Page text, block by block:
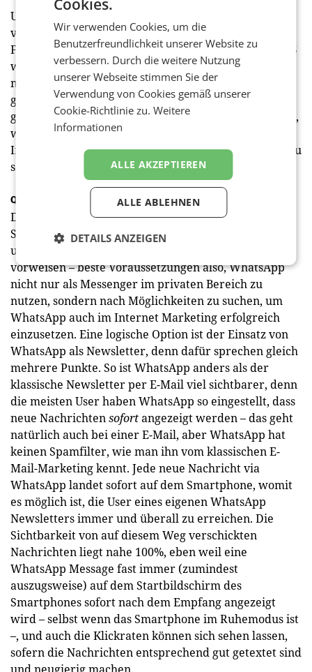
Um vorherzusehen, was Facebook mit WhatsApp
vorhaben könnte, reicht ein Blick auf Instagram.
Facebook hatte Instagram 2012 gekauft, und erst 2015
wurde die ernsthafte Monetarisierung der Plattform
mittels Werbung in Angriff genommen. WhatsApp
gehört seit 2014 zu Facebook – so gesehen ist noch
genug Zeit, um sinnvolle Möglichkeiten zu entwickeln,
wie sich mit WhatsApp viel Geld verdienen lässt, und
Instagram ist durchaus als Vorbild bei der Strategie zu
­sehen.
Quasi 100%ige Sicherheit auf Smartphones
Die Zahlen sprechen in jedem Fall eine eindeutige
Sprache: WhatsApp hat eine sehr große Reichweite
und kann eine mehr als starke Nutzerbindung
vorweisen – beste ­Voraussetzungen also, WhatsApp
nicht nur als Messenger im privaten Bereich zu
nutzen, sondern nach Möglichkeiten zu suchen, um
WhatsApp auch im Internet Marketing erfolgreich
einzusetzen. Eine logische Option ist der Einsatz von
WhatsApp als Newsletter, denn dafür sprechen gleich
mehrere Punkte. So ist WhatsApp anders als der
klassische Newsletter per E-Mail viel sichtbarer, denn
die meisten User haben WhatsApp so eingestellt, dass
neue Nachrichtensofortangezeigt werden – das geht
natürlich auch bei einer E-Mail, aber WhatsApp hat
keinen Spamfilter, wie man ihn vom klassischen E-
Mail-Marketing kennt. Jede neue Nachricht via
WhatsApp landet sofort auf dem Smartphone, womit
es möglich ist, die User eines eigenen WhatsApp
Newsletters immer und überall zu erreichen. Die
Sichtbarkeit von auf diesem Weg verschickten
Nachrichten liegt nahe 100%, eben weil eine
WhatsApp Message fast immer (zumindest
auszugsweise) auf dem Startbildschirm des
Smartphones sofort nach dem Empfang angezeigt
wird – selbst wenn das Smartphone im Ruhemodus ist
–, und auch die Klickraten können sich sehen lassen,
sofern die Nachrichten entsprechend gut getextet sind
und neugierig machen.
Wir verwenden Cookies, um die
Benutzerfreundlichkeit unserer Website zu
verbessern. Durch die weitere Nutzung
unserer Webseite stimmen Sie der
Verwendung von Cookies gemäß unserer
Cookie-Richtlinie zu.Weitere
Informationen
ALLE AKZEPTIEREN
ALLE ABLEHNEN
DETAILS ANZEIGEN